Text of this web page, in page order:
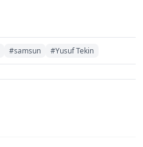
#samsun #Yusuf Tekin